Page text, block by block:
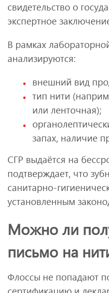
свидетельство о
экспертное
В рамках
анализируются:
внешний вид
тип нити
или ленточная);
запах, наличие
СГР выдаётся на
подтверждает, что
санитарно-
установленным
Можно ли
письмо на
Флоссы не попадают